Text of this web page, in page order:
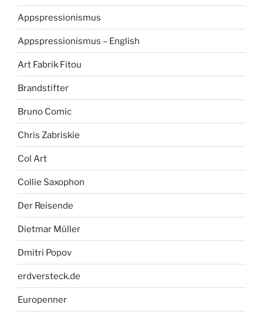
Appspressionismus
Appspressionismus – English
Art Fabrik Fitou
Brandstifter
Bruno Comic
Chris Zabriskie
Col Art
Collie Saxophon
Der Reisende
Dietmar Müller
Dmitri Popov
erdversteck.de
Europenner